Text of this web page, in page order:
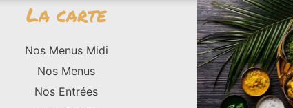
La carte
Nos Menus Midi
Nos Menus
Nos Entrées